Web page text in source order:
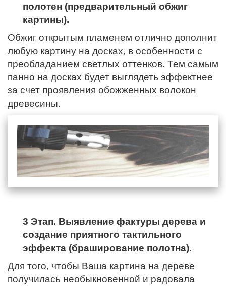
полотен (предварительный обжиг
картины).
Обжиг открытым пламенем отлично дополнит
любую картину на досках, в особенности с
преобладанием светлых оттенков. Тем самым
панно на досках будет выглядеть эффектнее
за счет проявления обожженных волокон
древесины.
3 Этап. Выявление фактуры дерева и
создание приятного тактильного
эффекта (браширование полотна).
Для того, чтобы Ваша картина на дереве
получилась необыкновенной и радовала